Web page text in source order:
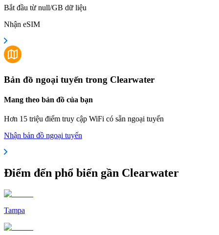
Bắt đầu từ null/GB dữ liệu
Nhận eSIM
Bản đồ ngoại tuyến trong Clearwater
Mang theo bản đồ của bạn
Hơn 15 triệu điểm truy cập WiFi có sẵn ngoại tuyến
Nhận bản đồ ngoại tuyến
Điểm đến phổ biến gần Clearwater
Tampa